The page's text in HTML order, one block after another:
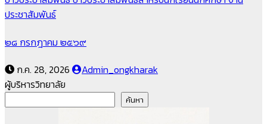
ประชาสัมพันธ์
๒๘ กรกฎาคม ๒๕๖๙
ก.ค. 28, 2026
Admin_ongkharak
ผู้บริหารวิทยาลัย
ค้นหา